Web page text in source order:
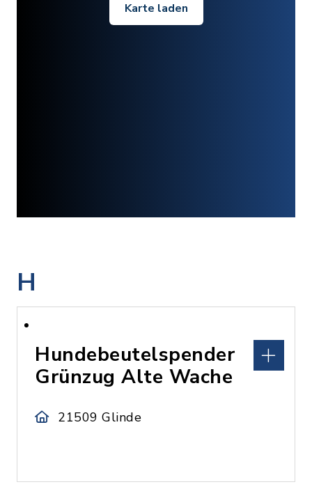
Karte laden
H
Hundebeutelspender
Grünzug Alte Wache
21509 Glinde